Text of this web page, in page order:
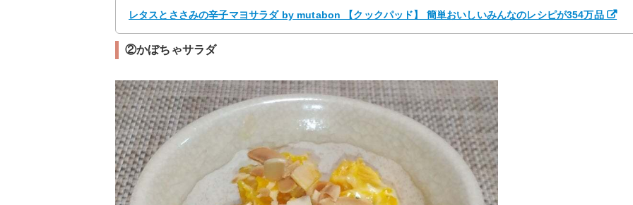
レタスとささみの辛子マヨサラダ by mutabon 【クックパッド】 簡単おいしいみんなのレシピが354万品
②かぼちゃサラダ